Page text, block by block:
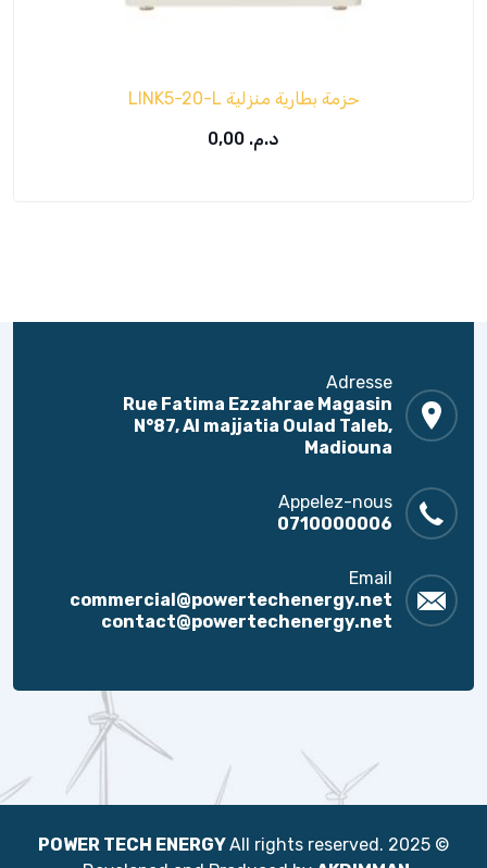
حزمة بطارية منزلية LINK5-20-L
د.م.
Adresse
Rue Fatima Ezzahrae Magasin
N°87, Al majjatia Oulad Taleb,
Madiouna
Appelez-nous
0710000006
Email
commercial@powertechenergy.net
contact@powertechenergy.net
© 2025
POWER TECH ENERGYAll rights reserved.